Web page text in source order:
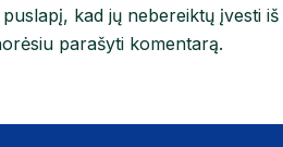
kad jų nebereiktų įvesti iš
parašyti komentarą.